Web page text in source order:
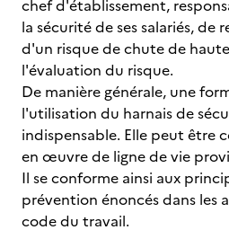
chef d'établissement,
la sécurité de ses salariés, de
d'un risque de chute de
l'évaluation du risque.
De manière générale, une
l'utilisation du harnais de
indispensable. Elle peut être
en œuvre de ligne de vie
Il se conforme ainsi aux
prévention énoncés dans les
code du travail.